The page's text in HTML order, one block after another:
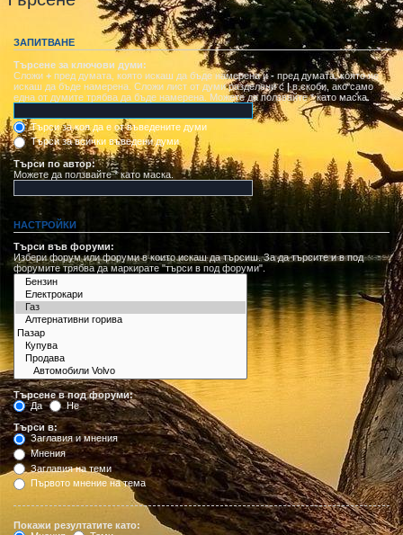
ЗАПИТВАНЕ
Търсене за ключови думи:
Сложи + пред думата, която искаш да бъде намерена и- пред думата, която не
искаш да бъде намерена. Сложи лист от думи разделени с|в скоби, ако само
една от думите трябва да бъде намерена. Можете да ползвайте * като маска.
Търси за коя да е от въведените думи
Търси за всички въведени думи
Търси по автор:
Можете да ползвайте * като маска.
НАСТРОЙКИ
Търси във форуми:
Избери форум или форуми в които искаш да търсиш. За да търсите и в под
форумите трябва да маркирате "търси в под форуми".
Търсене в под форуми:
Да
Не
Търси в:
Заглавия и мнения
Мнения
Заглавия на теми
Първото мнение на тема
Покажи резултатите като: